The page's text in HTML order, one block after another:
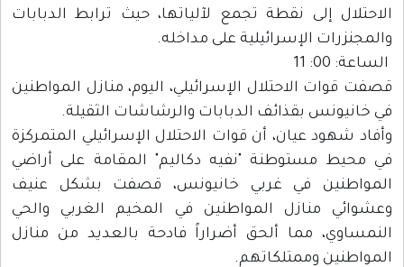
الاحتلال إلى نقطة تجمع لآلياتها، حيث ترابط الدبابات
والمجنزرات الإسرائيلية على مداخله.
الساعة: 00: 11
قصفت قوات الاحتلال الإسرائيلي، اليوم، منازل المواطنين
في خانيونس بقذائف الدبابات والرشاشات الثقيلة.
وأفاد شهود عيان، أن قوات الاحتلال الإسرائيلي المتمركزة
في محيط مستوطنة "نفيه دكاليم" المقامة على أراضي
المواطنين في غربي خانيونس، قصفت بشكل عنيف
وعشوائي منازل المواطنين في المخيم الغربي والحي
النمساوي، مما ألحق أضراراً فادحة بالعديد من منازل
المواطنين وممتلكاتهم.